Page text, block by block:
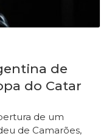
de
do Catar
de um
de Camarões,